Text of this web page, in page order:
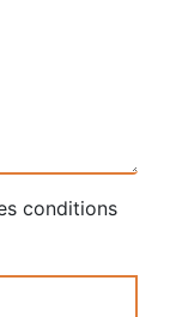
conditions